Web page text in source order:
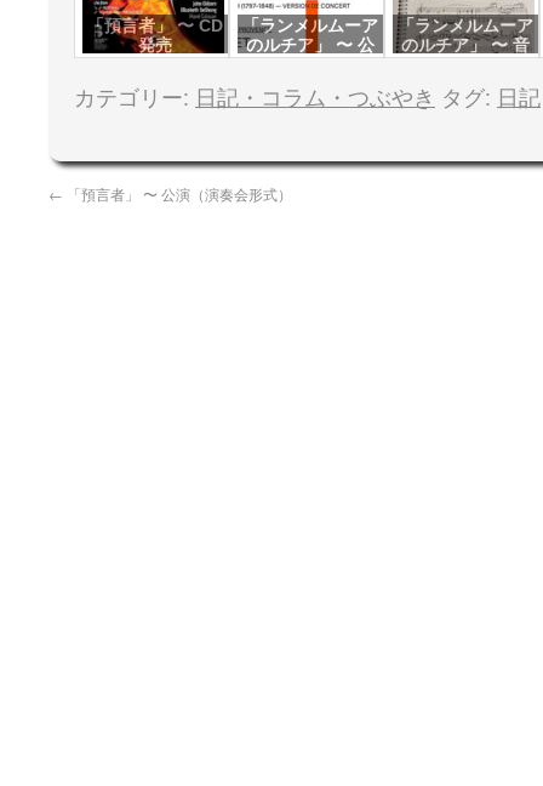
「預言者」 〜 CD
発売
「ランメルムーア
のルチア」 〜 公
演（演奏会形式）
「ランメルムーア
のルチア」 〜 音
楽稽古
カテゴリー: 日記・コラム・つぶやき タグ: 日記
← 「預言者」 〜 公演（演奏会形式）